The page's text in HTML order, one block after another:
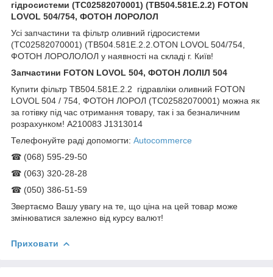
гідросистеми (TC02582070001) (TB504.581E.2.2) FOTON
LOVOL 504/754, ФОТОН ЛОРОЛОЛ
Усі запчастини та фільтр оливний гідросистеми
(TC02582070001) (TB504.581E.2.2.OTON LOVOL 504/754,
ФОТОН ЛОРОЛОЛОЛ у наявності на складі г. Київ!
Запчастини FOTON LOVOL 504, ФОТОН ЛОЛІЛ 504
Купити фільтр TB504.581E.2.2 гідравліки оливний FOTON
LOVOL 504 / 754, ФОТОН ЛОРОЛ (TC02582070001) можна як
за готівку під час отримання товару, так і за безналичним
розрахунком! A210083 J1313014
Телефонуйте раді допомогти: Autocommerce
☎ (068) 595-29-50
☎ (063) 320-28-28
☎ (050) 386-51-59
Звертаємо Вашу увагу на те, що ціна на цей товар може
змінюватися залежно від курсу валют!
Приховати